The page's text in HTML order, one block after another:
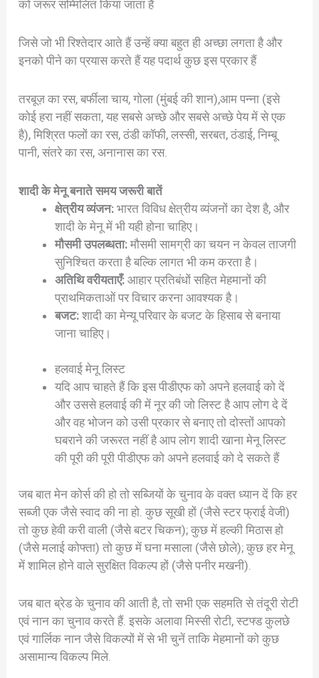
को जरूर सम्मिलित किया जाता है
जिसे जो भी रिश्तेदार आते हैं उन्हें क्या बहुत ही अच्छा लगता है और
इनको पीने का प्रयास करते हैं यह पदार्थ कुछ इस प्रकार हैं
तरबूज़ का रस, बर्फीला चाय, गोला (मुंबई की शान),आम पन्ना (इसे
कोई हरा नहीं सकता, यह सबसे अच्छे और सबसे अच्छे पेय में से एक
है), मिश्रित फलों का रस, ठंडी कॉफी, लस्सी, सरबत, ठंडाई, निम्बू
पानी, संतरे का रस, अनानास का रस.
शादी के मेनू बनाते समय जरूरी बातें
क्षेत्रीय व्यंजन:भारत विविध क्षेत्रीय व्यंजनों का देश है, और
शादी के मेनू में भी यही होना चाहिए।
मौसमी उपलब्धता:मौसमी सामग्री का चयन न केवल ताजगी
सुनिश्चित करता है बल्कि लागत भी कम करता है।
अतिथि वरीयताएँ: आहार प्रतिबंधों सहित मेहमानों की
प्राथमिकताओं पर विचार करना आवश्यक है।
बजट:शादी का मेन्यू परिवार के बजट के हिसाब से बनाया
जाना चाहिए।
हलवाई मेनू लिस्ट
यदि आप चाहते हैं कि इस पीडीएफ को अपने हलवाई को दें
और उससे हलवाई की में नूर की जो लिस्ट है आप लोग दे दें
और वह भोजन को उसी प्रकार से बनाए तो दोस्तों आपको
घबराने की जरूरत नहीं है आप लोग शादी खाना मेनू लिस्ट
की पूरी की पूरी पीडीएफ को अपने हलवाई को दे सकते हैं
जब बात मेन कोर्स की हो तो सब्जियों के चुनाव के वक्त ध्यान दें कि हर
सब्जी एक जैसे स्वाद की ना हो. कुछ सूखी हों (जैसे स्टर फ्राई वेजी)
तो कुछ हेवी करी वाली (जैसे बटर चिकन); कुछ में हल्की मिठास हो
(जैसे मलाई कोफ्ता) तो कुछ में घना मसाला (जैसे छोले); कुछ हर मेनू
में शामिल होने वाले सुरक्षित विकल्प हों (जैसे पनीर मखनी).
जब बात ब्रेड के चुनाव की आती है, तो सभी एक सहमति से तंदूरी रोटी
एवं नान का चुनाव करते हैं. इसके अलावा मिस्सी रोटी, स्टफ्ड कुलछे
एवं गार्लिक नान जैसे विकल्पों में से भी चुनें ताकि मेहमानों को कुछ
असामान्य विकल्प मिले.